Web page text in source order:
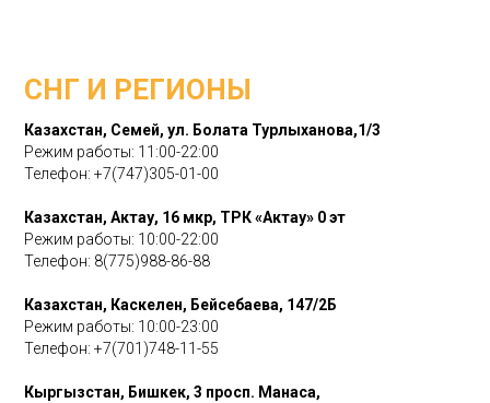
СНГ И РЕГИОНЫ
Казахстан, Семей, ул. Болата Турлыханова,1/3
Режим работы: 11:00-22:00
Телефон: +7(747)305-01-00
Казахстан, Актау, 16 мкр, ТРК «Актау» 0 эт
Режим работы: 10:00-22:00
Телефон: 8(775)988-86-88
Казахстан, Каскелен, Бейсебаева, 147/2Б
Режим работы: 10:00-23:00
Телефон: +7(701)748-11-55
Кыргызстан, Бишкек, 3 просп. Манаса,